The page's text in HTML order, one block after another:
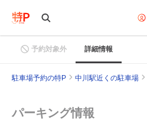
予約対象外 詳細情報
駐車場予約の特P 中川駅近くの駐車場
パーキング情報